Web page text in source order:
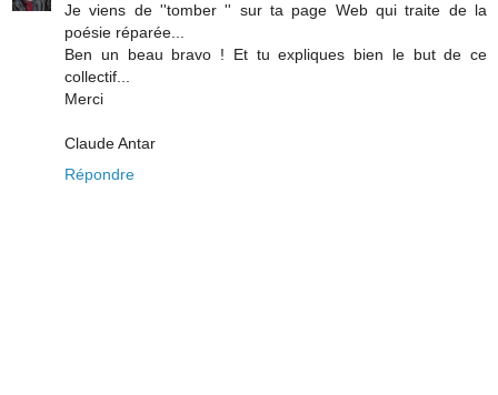
Je viens de ''tomber '' sur ta page Web qui traite de la
poésie réparée...
Ben un beau bravo ! Et tu expliques bien le but de ce
collectif...
Merci
Claude Antar
Répondre